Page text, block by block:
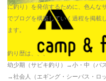
に釣り）を発信するために、色んな
でブログを構築していく過程を掲載
ます。
釣り歴は、、、
幼少期（サビキ釣り）→小・中（バ
→社会人（エギング・シーバス・ロ